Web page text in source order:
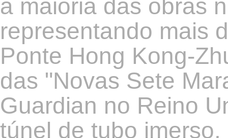
a maioria das obras
representando mais
Ponte Hong Kong-
das "Novas Sete
Guardian no Reino
túnel de tubo